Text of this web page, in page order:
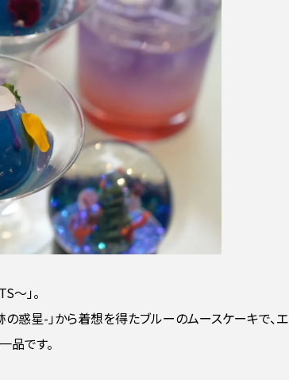
〜」。
惑星-」から着想を得たブルーのムースケーキで、エ
品です。